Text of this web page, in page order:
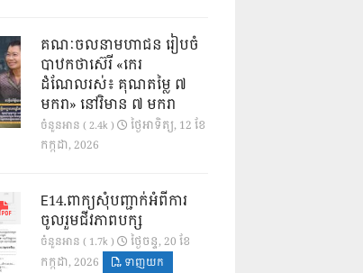
គណៈចលនាមហាជន រៀបចំ
បាឋកថាស៊េរី «កេរ
ដំណែលរស់៖ គុណតម្លៃ ៧
មករា» នៅវិមាន ៧ មករា
ចំនួនអាន ( 2.4k )
ថ្ងៃ​អាទិត្យ, 12 ខែ​
កក្កដា, 2026
E14.ពាក្យសុំបញ្ជាក់អំពីការ
ចូលរួមជីវភាពបក្ស
ចំនួនអាន ( 1.7k )
ថ្ងៃ​ចន្ទ, 20 ខែ​
កក្កដា, 2026
ទាញយក